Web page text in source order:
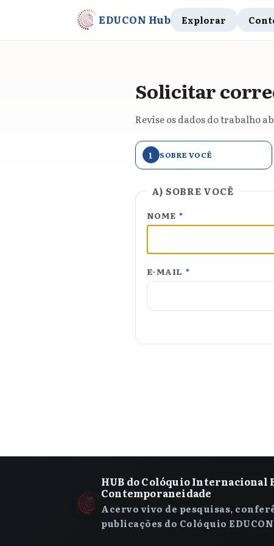
EDUCON Hub Explorar
Solicitar
Revise os dados do trabalho
1 SOBRE VOCÊ
A) SOBRE VOCÊ
NOME *
E-MAIL *
HUB do Colóquio Internacional
Contemporaneidade
Acervo vivo de pesquisas,
publicações do Colóquio